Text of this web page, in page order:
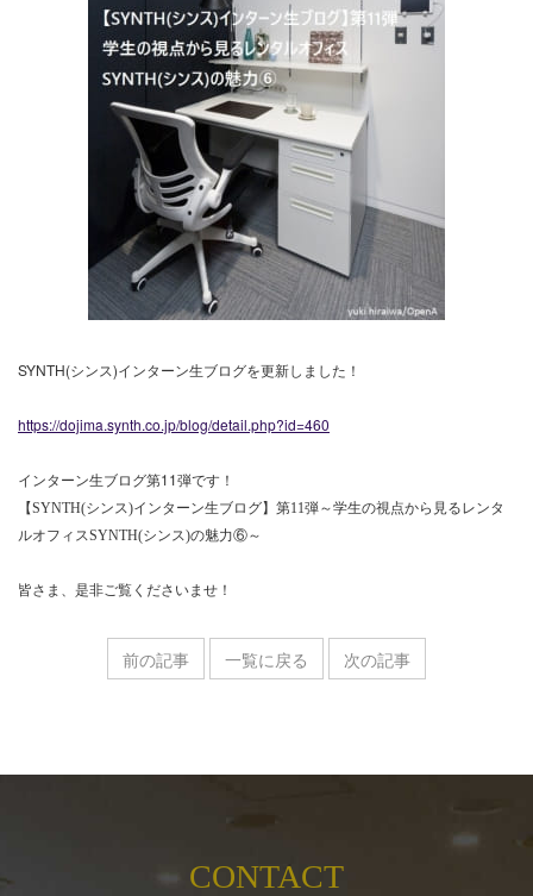
SYNTH(シンス)インターン生ブログを更新しました！
https://dojima.synth.co.jp/blog/detail.php?id=460
インターン生ブログ第11弾です！
【SYNTH(シンス)インターン生ブログ】第11弾～学生の視点から見るレンタ
ルオフィスSYNTH(シンス)の魅力⑥～
皆さま、是非ご覧くださいませ！
前の記事 一覧に戻る 次の記事
CONTACT